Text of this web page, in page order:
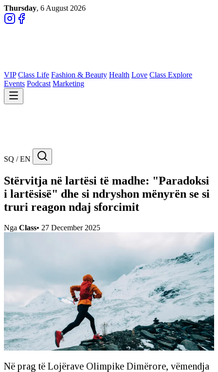
Thursday, 6 August 2026
VIP Class Life Fashion & Beauty Health Love Class Explore
Events Podcast Marketing
SQ / EN
Stërvitja në lartësi të madhe: "Paradoksi
i lartësisë" dhe si ndryshon mënyrën se si
truri reagon ndaj sforcimit
Nga Class• 27 December 2025
Në prag të Lojërave Olimpike Dimërore, vëmendja